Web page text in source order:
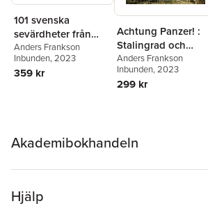
101 svenska
sevärdheter från
kalla kriget
Anders Frankson
Inbunden, 2023
359 kr
Achtung Panzer! :
Stalingrad och
Charkov - två slag
som förändrade
andra världskriget
Anders Frankson
Inbunden, 2023
299 kr
Akademibokhandeln
Hjälp